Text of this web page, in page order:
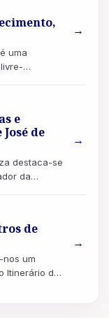
uma
→
e
de
destaca-se
da
→
de
nos um
Itinerário de
→